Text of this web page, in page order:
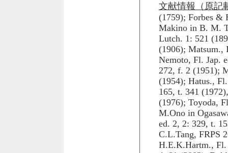
文献情報（原記
(1759); Forbes &
Makino in B. M.
Lutch. 1: 521
(1906); Matsum.,
Nemoto, Fl. Jap.
272, f. 2 (1951);
(1954); Hatus.,
165, t. 341
(1976); Toyoda,
M.Ono in
ed. 2, 2: 329, t.
C.L.Tang, FRPS
H.E.K.Hartm., Fl.